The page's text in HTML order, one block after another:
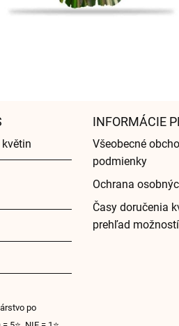
po
INFORMÁCIE
Všeobecné
podmienky
Ochrana
Časy doručenia
prehľad možností